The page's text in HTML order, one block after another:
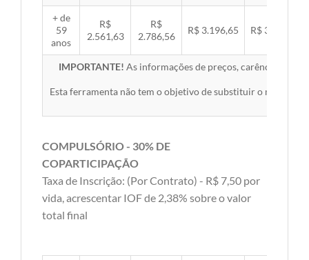
+ de
59
anos
R$
2.561,63
R$
2.786,56
R$ 3.196,65 R$ 3.294,10
IMPORTANTE! As informações de preços, carências,
Esta ferramenta não tem o objetivo de substituir o material
COMPULSÓRIO - 30% DE
COPARTICIPAÇÃO
Taxa de Inscrição: (Por Contrato) - R$ 7,50 por
vida, acrescentar IOF de 2,38% sobre o valor
total final